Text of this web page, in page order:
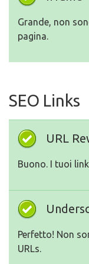
Grande, non
pagina.
SEO Links
URL
Buono. I tuoi
Perfetto! Non
URLs.